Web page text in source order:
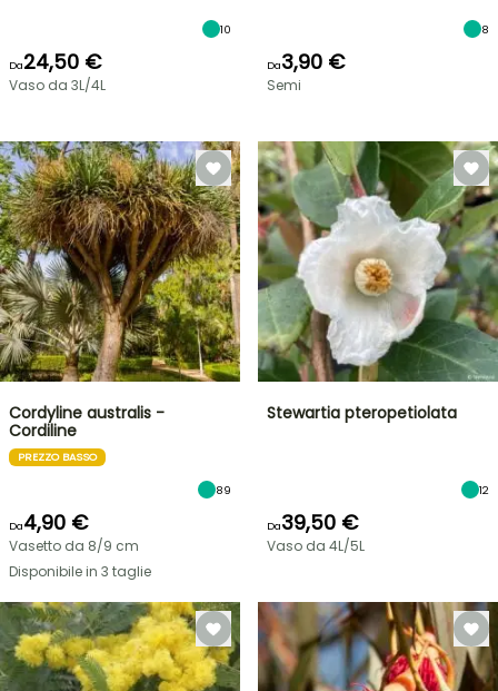
10
Da24,50 €
Vaso da 3L/4L
8
Da3,90 €
Semi
Cordyline australis -
Cordiline
PREZZO BASSO
89
Da4,90 €
Vasetto da 8/9 cm
Disponibile in 3 taglie
Stewartia pteropetiolata
12
Da39,50 €
Vaso da 4L/5L